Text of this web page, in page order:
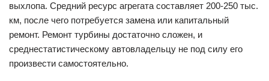
выхлопа. Средний ресурс агрегата составляет 200-250 тыс.
км, после чего потребуется замена или капитальный
ремонт. Ремонт турбины достаточно сложен, и
среднестатистическому автовладельцу не под силу его
произвести самостоятельно.